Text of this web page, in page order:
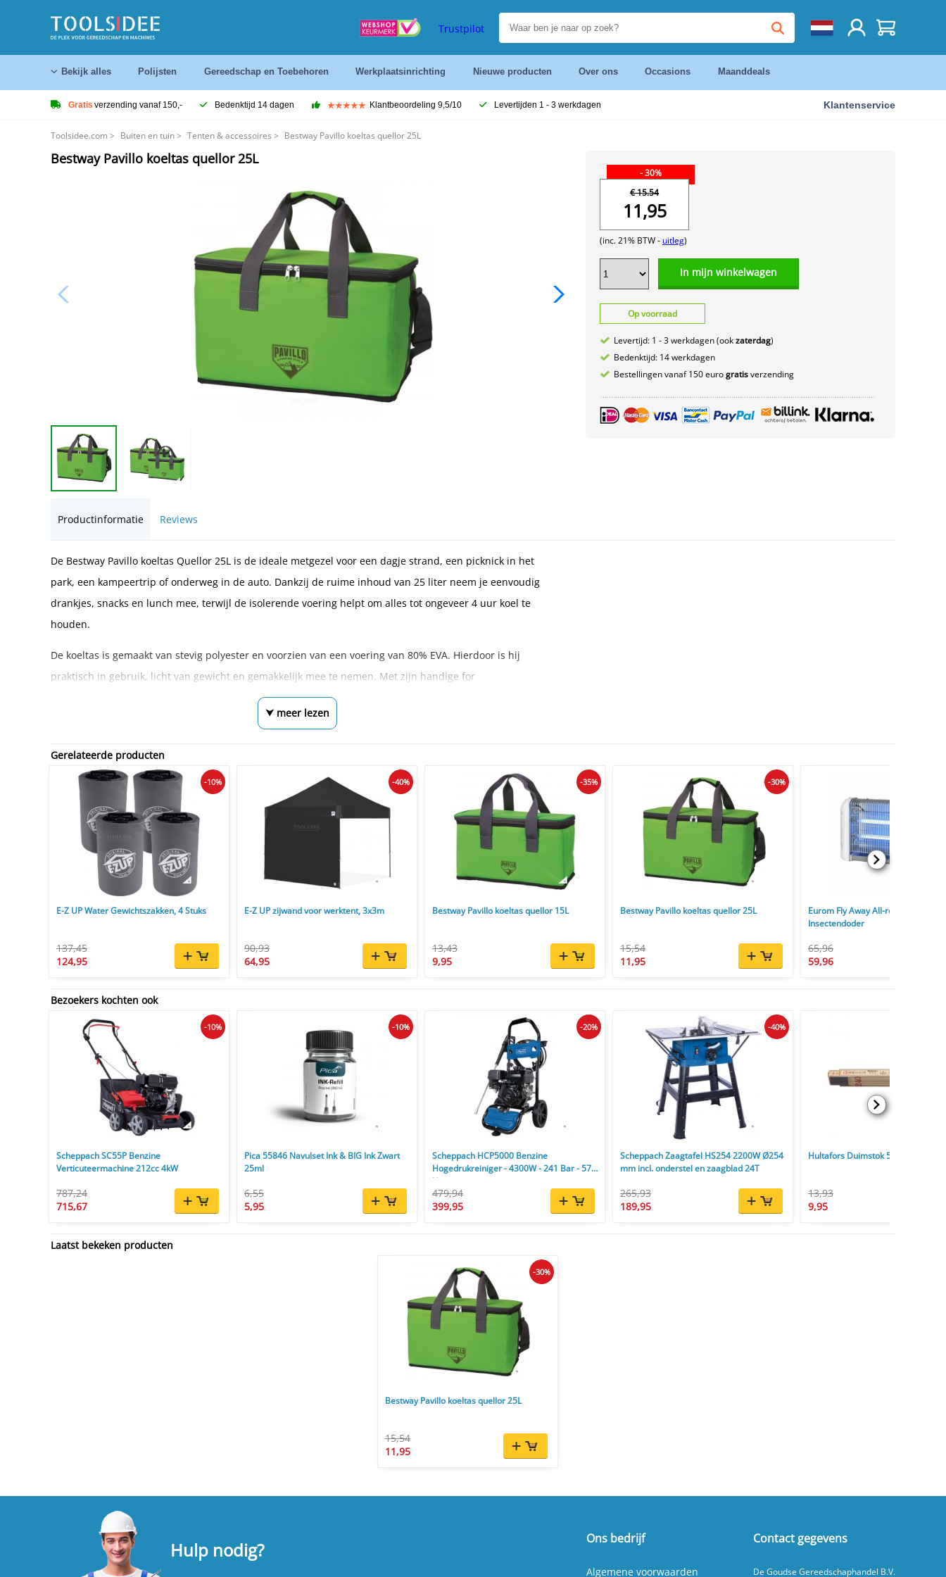
Trustpilot
Bekijk alles Polijsten Gereedschap en Toebehoren Werkplaatsinrichting Nieuwe producten Over ons Occasions Maanddeals
Gratis verzending vanaf 150,- Bedenktijd 14 dagen Klantbeoordeling 9,5/10 Levertijden 1 - 3 werkdagen Klantenservice
Toolsidee.com > Buiten en tuin> Tenten & accessoires > Bestway Pavillo koeltas quellor 25L
Bestway Pavillo koeltas quellor 25L
- 30%
€ 15.54
11,95
(inc. 21% BTW - uitleg)
In mijn winkelwagen
Op voorraad
Levertijd: 1 - 3 werkdagen (ookzaterdag)
Bedenktijd: 14 werkdagen
Bestellingen vanaf 150 eurogratisverzending
Productinformatie Reviews
De Bestway Pavillo koeltas Quellor 25L is de ideale metgezel voor een dagje strand, een picknick in het
park, een kampeertrip of onderweg in de auto. Dankzij de ruime inhoud van 25 liter neem je eenvoudig
drankjes, snacks en lunch mee, terwijl de isolerende voering helpt om alles tot ongeveer 4 uur koel te
houden.
De koeltas is gemaakt van stevig polyester en voorzien van een voering van 80% EVA. Hierdoor is hij
praktisch in gebruik, licht van gewicht en gemakkelijk mee te nemen. Met zijn handige for
⮟ meer lezen
Gerelateerde producten
E-Z UP Water Gewichtszakken, 4 Stuks
137,45
124,95
-10%
E-Z UP zijwand voor werktent, 3x3m
90,93
64,95
-40%
Bestway Pavillo koeltas quellor 15L
13,43
9,95
-35%
Bestway Pavillo koeltas quellor 25L
15,54
11,95
-30%
Eurom Fly Away All-round 30
Insectendoder
65,96
59,96
Bezoekers kochten ook
Scheppach SC55P Benzine
Verticuteermachine 212cc 4kW
787,24
715,67
-10%
Pica 55846 Navulset Ink & BIG Ink Zwart
25ml
6,55
5,95
-10%
Scheppach HCP5000 Benzine
Hogedrukreiniger - 4300W - 241 Bar - 570
l/u
479,94
399,95
-20%
Scheppach Zaagtafel HS254 2200W Ø254
mm incl. onderstel en zaagblad 24T
265,93
189,95
-40%
Hultafors Duimstok 59 2,4 m - 12-
13,93
9,95
Laatst bekeken producten
Bestway Pavillo koeltas quellor 25L
15,54
11,95
-30%
Ons bedrijf
Algemene voorwaarden
Contact gegevens
De Goudse Gereedschaphandel B.V.
Hulp nodig?